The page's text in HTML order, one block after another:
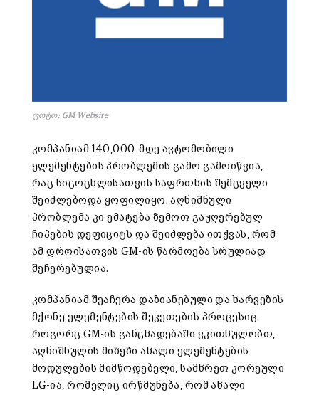
ფოტო: GM Website
კომპანიამ 140,000-მდე ავტომობილი
ელემენტების პრობლემის გამო გამოიწვია,
რაც სიცოცხლისათვის საფრთხის შემცველი
შეიძლებოდა ყოფილიყო. აღნიშნული
პრობლემა კი ემატება ზემოთ გაჟღერებულ
ჩიპების დეფიციტს და შეიძლება ითქვას, რომ
ამ დროისათვის GM-ის წარმოება სრულიად
შეჩერებულია.
კომპანიამ შეაჩერა დაზიანებული და ხარვეზის
მქონე ელემენტების შეკეთების პროცესიც.
როგორც GM-ის განცხადებაში ვკითხულობთ,
აღნიშნულის მიზეზი ახალი ელემენტების
მოდულების მიმწოდებელი, სამხრეთ კორეული
LG-ია, რომელიც ირწმუნება, რომ ახალი